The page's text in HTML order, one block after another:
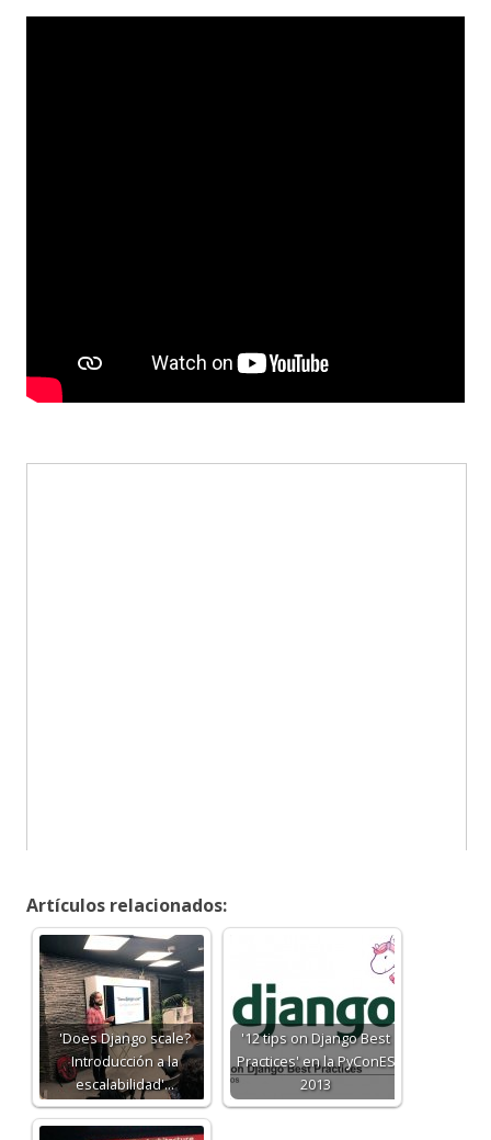
Artículos relacionados:
'Does Django scale?
Introducción a la
escalabilidad'…
'12 tips on Django Best
Practices' en la PyConES
2013